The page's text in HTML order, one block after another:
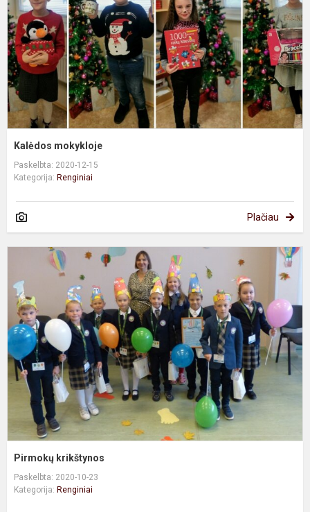
Kalėdos mokykloje
Paskelbta: 2020-12-15
Kategorija: Renginiai
Plačiau
Pirmokų krikštynos
Paskelbta: 2020-10-23
Kategorija: Renginiai